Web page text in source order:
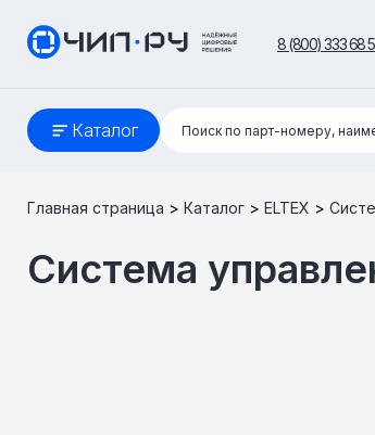
8 (800) 333 68
Каталог
Поиск:
Поиск по парт-номеру,
Главная страница > Каталог > ELTEX >
Система